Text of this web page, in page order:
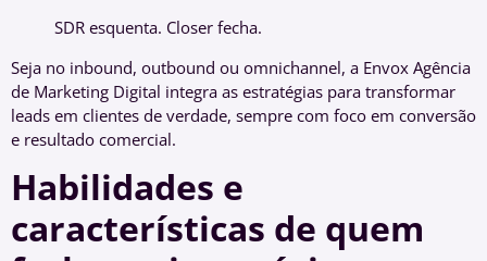
SDR esquenta. Closer fecha.
Seja no inbound, outbound ou omnichannel, a Envox Agência
de Marketing Digital integra as estratégias para transformar
leads em clientes de verdade, sempre com foco em conversão
e resultado comercial.
Habilidades e
características de quem